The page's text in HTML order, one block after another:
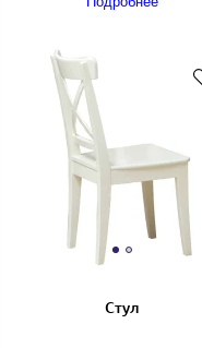
Стул